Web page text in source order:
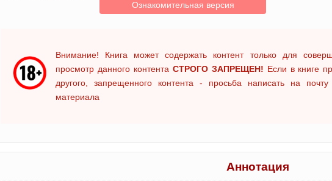
Ознакомительная версия
Внимание! Книга может содержать контент только для
просмотр данного контента СТРОГО ЗАПРЕЩЕН! Если в книге
другого, запрещенного контента - просьба написать на почту
материала
Аннотация